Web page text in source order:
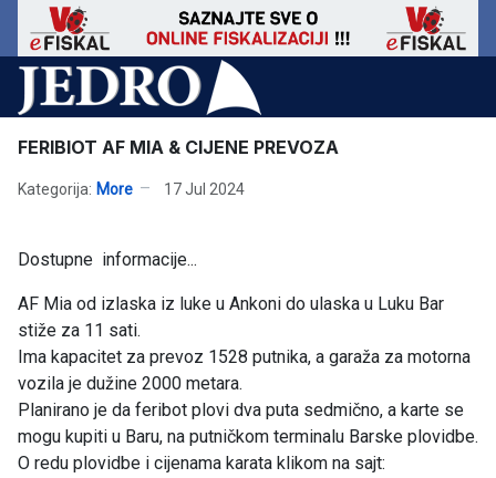
FERIBIOT AF MIA & CIJENE PREVOZA
Kategorija: More 17 Jul 2024
Dostupne informacije...
AF Mia od izlaska iz luke u Ankoni do ulaska u Luku Bar
stiže za 11 sati.
Ima kapacitet za prevoz 1528 putnika, a garaža za motorna
vozila je dužine 2000 metara.
Planirano je da feribot plovi dva puta sedmično, a karte se
mogu kupiti u Baru, na putničkom terminalu Barske plovidbe.
O redu plovidbe i cijenama karata klikom na sajt: